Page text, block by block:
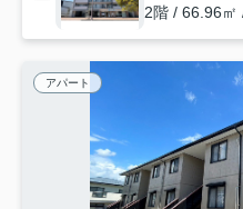
2階 / 66.96㎡
アパート